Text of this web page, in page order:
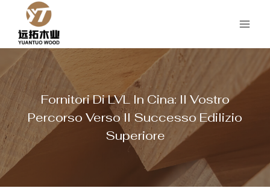
contenuto
Fornitori Di LVL In Cina: Il Vostro
Percorso Verso Il Successo Edilizio
Superiore